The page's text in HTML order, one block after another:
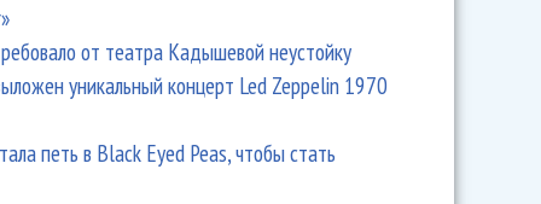
от театра Кадышевой неустойку
уникальный концерт Led Zeppelin 1970
петь в Black Eyed Peas, чтобы стать